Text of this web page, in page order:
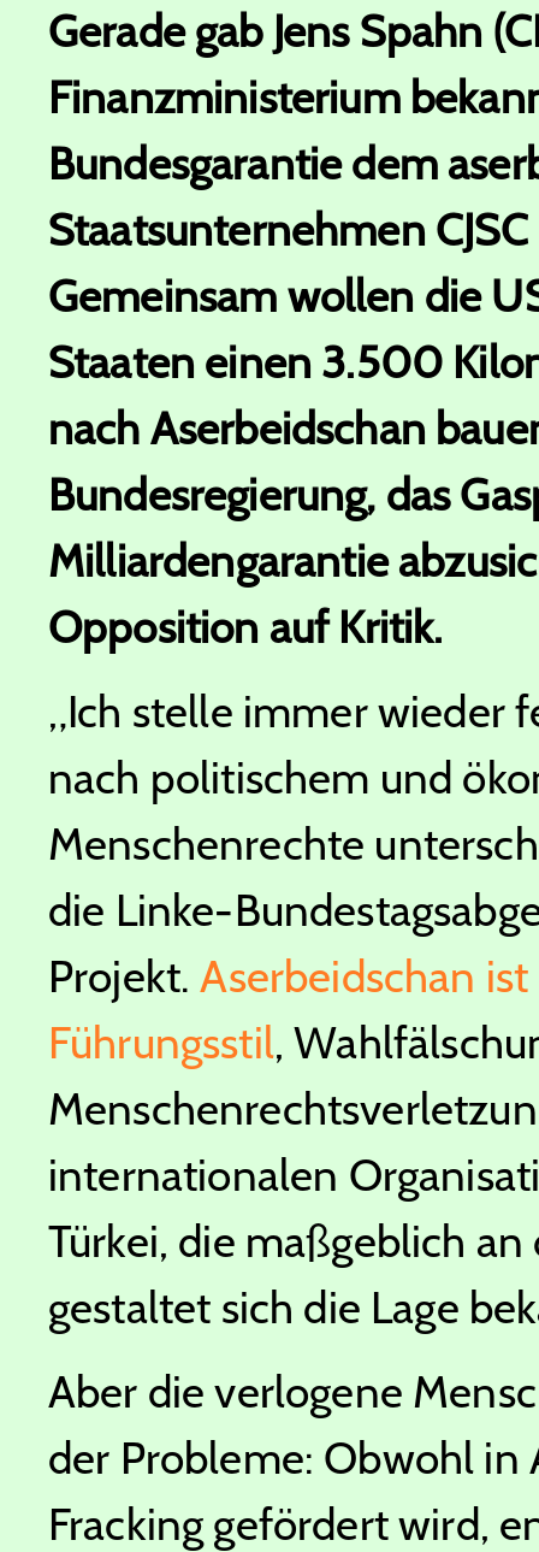
Gerade gab Jens Spahn
Finanzministerium
Bundesgarantie dem
Staatsunternehmen
Gemeinsam wollen die
Staaten einen 3.500
nach Aserbeidschan
Bundesregierung, das
Milliardengarantie
Opposition auf Kritik.
„Ich stelle immer wieder
nach politischem und
Menschenrechte
die Linke-
Projekt.Aserbeidschan
Führungsstil,
internationalen
Türkei, die maßgeblich
gestaltet sich die Lage
Aber die verlogene
der Probleme: Obwohl
Fracking gefördert wird,